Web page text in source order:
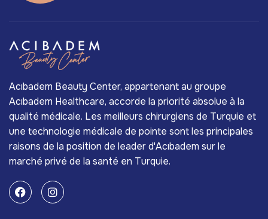
Acıbadem Beauty Center, appartenant au groupe
Acıbadem Healthcare, accorde la priorité absolue à la
qualité médicale. Les meilleurs chirurgiens de Turquie et
une technologie médicale de pointe sont les principales
raisons de la position de leader d'Acıbadem sur le
marché privé de la santé en Turquie.